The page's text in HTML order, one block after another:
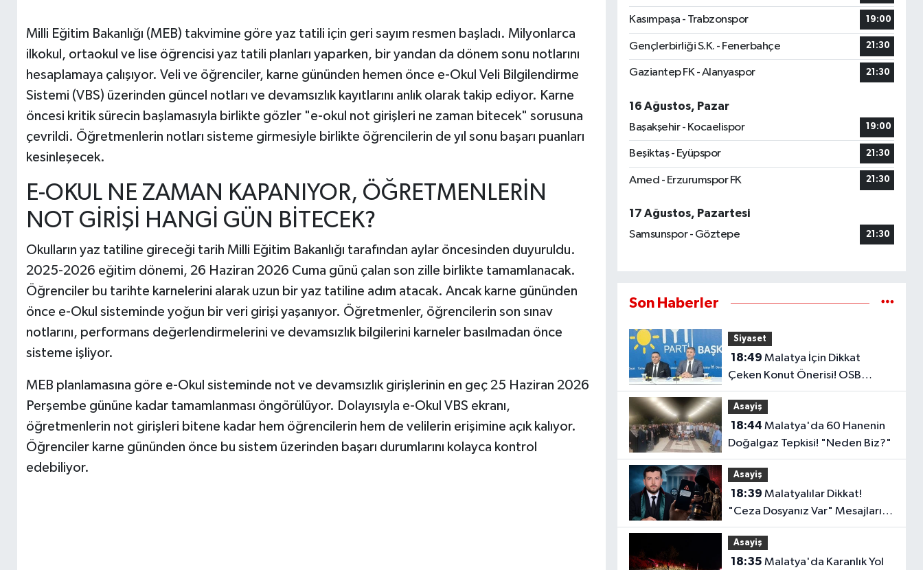
Milli Eğitim Bakanlığı (MEB) takvimine göre yaz tatili için geri sayım resmen başladı. Milyonlarca
ilkokul, ortaokul ve lise öğrencisi yaz tatili planları yaparken, bir yandan da dönem sonu notlarını
hesaplamaya çalışıyor. Veli ve öğrenciler, karne gününden hemen önce e-Okul Veli Bilgilendirme
Sistemi (VBS) üzerinden güncel notları ve devamsızlık kayıtlarını anlık olarak takip ediyor. Karne
öncesi kritik sürecin başlamasıyla birlikte gözler "e-okul not girişleri ne zaman bitecek" sorusuna
çevrildi. Öğretmenlerin notları sisteme girmesiyle birlikte öğrencilerin de yıl sonu başarı puanları
kesinleşecek.
E-OKUL NE ZAMAN KAPANIYOR, ÖĞRETMENLERİN
NOT GİRİŞİ HANGİ GÜN BİTECEK?
Okulların yaz tatiline gireceği tarih Milli Eğitim Bakanlığı tarafından aylar öncesinden duyuruldu.
2025-2026 eğitim dönemi, 26 Haziran 2026 Cuma günü çalan son zille birlikte tamamlanacak.
Öğrenciler bu tarihte karnelerini alarak uzun bir yaz tatiline adım atacak. Ancak karne gününden
önce e-Okul sisteminde yoğun bir veri girişi yaşanıyor. Öğretmenler, öğrencilerin son sınav
notlarını, performans değerlendirmelerini ve devamsızlık bilgilerini karneler basılmadan önce
sisteme işliyor.
MEB planlamasına göre e-Okul sisteminde not ve devamsızlık girişlerinin en geç 25 Haziran 2026
Perşembe gününe kadar tamamlanması öngörülüyor. Dolayısıyla e-Okul VBS ekranı,
öğretmenlerin not girişleri bitene kadar hem öğrencilerin hem de velilerin erişimine açık kalıyor.
Öğrenciler karne gününden önce bu sistem üzerinden başarı durumlarını kolayca kontrol
edebiliyor.
Kasımpaşa - Trabzonspor 19:00
Gençlerbirliği S.K. - Fenerbahçe 21:30
Gaziantep FK - Alanyaspor 21:30
16 Ağustos, Pazar
Başakşehir - Kocaelispor
19:00
Beşiktaş - Eyüpspor 21:30
Amed - Erzurumspor FK 21:30
17 Ağustos, Pazartesi
Samsunspor - Göztepe
21:30
Son Haberler
Siyaset
18:49
Çeken Konut Önerisi! OSB
Çalışanlarına Faizsiz Ev Çağrısı..
Asayiş
18:44
Doğalgaz Tepkisi! "Neden Biz?"
Asayiş
18:39
"Ceza Dosyanız Var" Mesajlarına
Sakın Kanmayın
Asayiş
18:35